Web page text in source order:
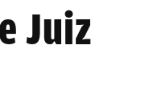
Juiz